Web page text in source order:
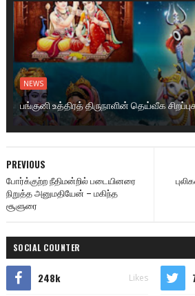
NEWS
பங்குனி உத்திரத் திருநாளின் தெய்வீக
PREVIOUS
போர்க்குற்ற நீதிமன்றில் படையினரை
நிறுத்த அனுமதியேன் – மகிந்த
சூளுரை
SOCIAL COUNTER
248k Likes